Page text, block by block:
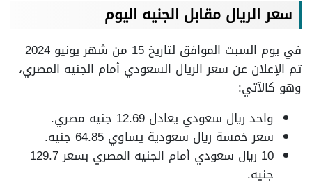
سعر الريال مقابل الجنيه اليوم
في يوم السبت الموافق لتاريخ 15 من شهر يونيو 2024
تم الإعلان عن سعر الريال السعودي أمام الجنيه المصري،
وهو كالآتي:
واحد ريال سعودي يعادل 12.69 جنيه مصري.
سعر خمسة ريال سعودية يساوي 64.85 جنيه.
10 ريال سعودي أمام الجنيه المصري بسعر 129.7
جنيه.